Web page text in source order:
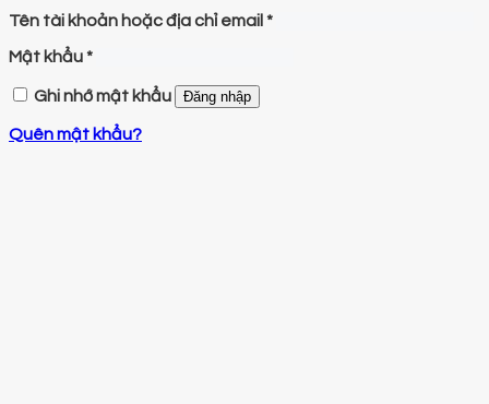
Tên tài khoản hoặc địa chỉ email *
Mật khẩu*
Ghi nhớ mật khẩu Đăng nhập
Quên mật khẩu?